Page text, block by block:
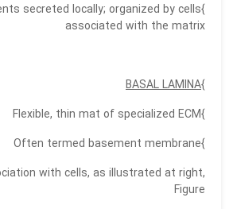
secreted locally; organized by cells
associated with the matrix
}
BASAL LAMINA
}Flexible, thin mat of specialized ECM
}Often termed basement membrane
with cells, as illustrated at right,
Figure